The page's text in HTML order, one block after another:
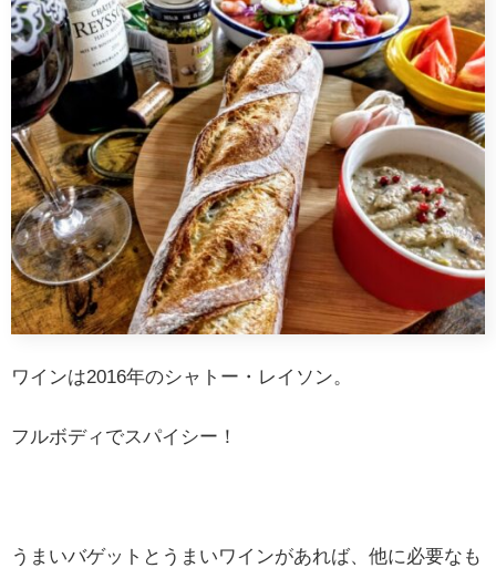
ワインは2016年のシャトー・レイソン。
フルボディでスパイシー！
うまいバゲットとうまいワインがあれば、他に必要なも